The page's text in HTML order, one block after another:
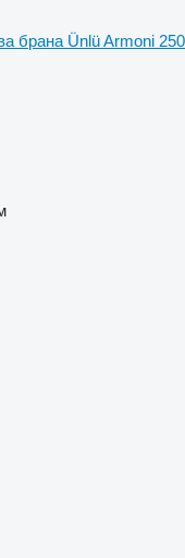
брана Ünlü Armoni 250